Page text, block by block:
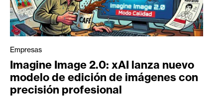
Empresas
Imagine Image 2.0: xAI lanza nuevo
modelo de edición de imágenes con
precisión profesional